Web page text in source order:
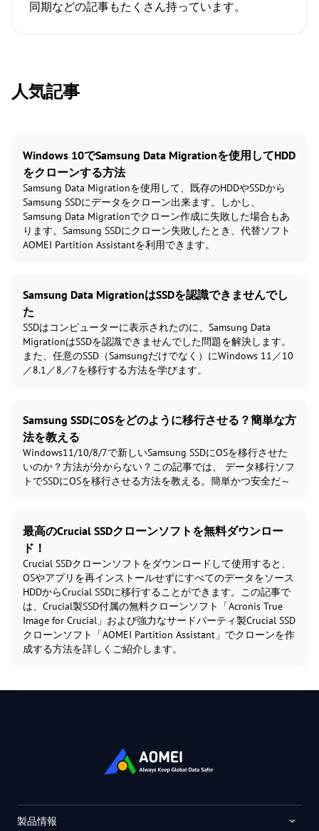
同期などの記事もたくさん持っています。
人気記事
Windows 10でSamsung Data Migrationを使用してHDD
をクローンする方法
Samsung Data Migrationを使用して、既存のHDDやSSDから
Samsung SSDにデータをクローン出来ます。しかし、
Samsung Data Migrationでクローン作成に失敗した場合もあ
ります。Samsung SSDにクローン失敗したとき、代替ソフト
AOMEI Partition Assistantを利用できます。
Samsung Data MigrationはSSDを認識できませんでし
た
SSDはコンピューターに表示されたのに、Samsung Data
MigrationはSSDを認識できませんでした問題を解決します。
また、任意のSSD（Samsungだけでなく）にWindows 11／10
／8.1／8／7を移行する方法を学びます。
Samsung SSDにOSをどのように移行させる？簡単な方
法を教える
Windows11/10/8/7で新しいSamsung SSDにOSを移行させた
いのか？方法が分からない？この記事では、 データ移行ソフ
トでSSDにOSを移行させる方法を教える。簡単かつ安全だ～
最高のCrucial SSDクローンソフトを無料ダウンロー
ド！
Crucial SSDクローンソフトをダウンロードして使用すると、
OSやアプリを再インストールせずにすべてのデータをソース
HDDからCrucial SSDに移行することができます。この記事で
は、Crucial製SSD付属の無料クローンソフト「Acronis True
Image for Crucial」および強力なサードパーティ製Crucial SSD
クローンソフト「AOMEI Partition Assistant」でクローンを作
成する方法を詳しくご紹介します。
製品情報